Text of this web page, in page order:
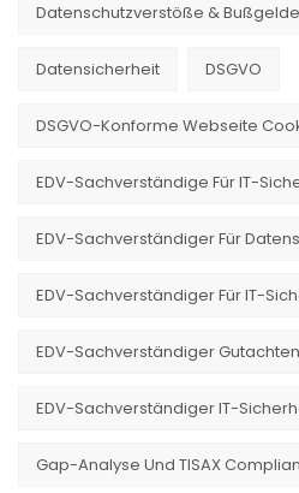
Datenschutzverstöße &
Datensicherheit DSGVO
DSGVO-Konforme Webseite
EDV-Sachverständige Für IT-
EDV-Sachverständiger Für
EDV-Sachverständiger Für IT-
EDV-Sachverständiger
EDV-Sachverständiger IT-
Gap-Analyse Und TISAX